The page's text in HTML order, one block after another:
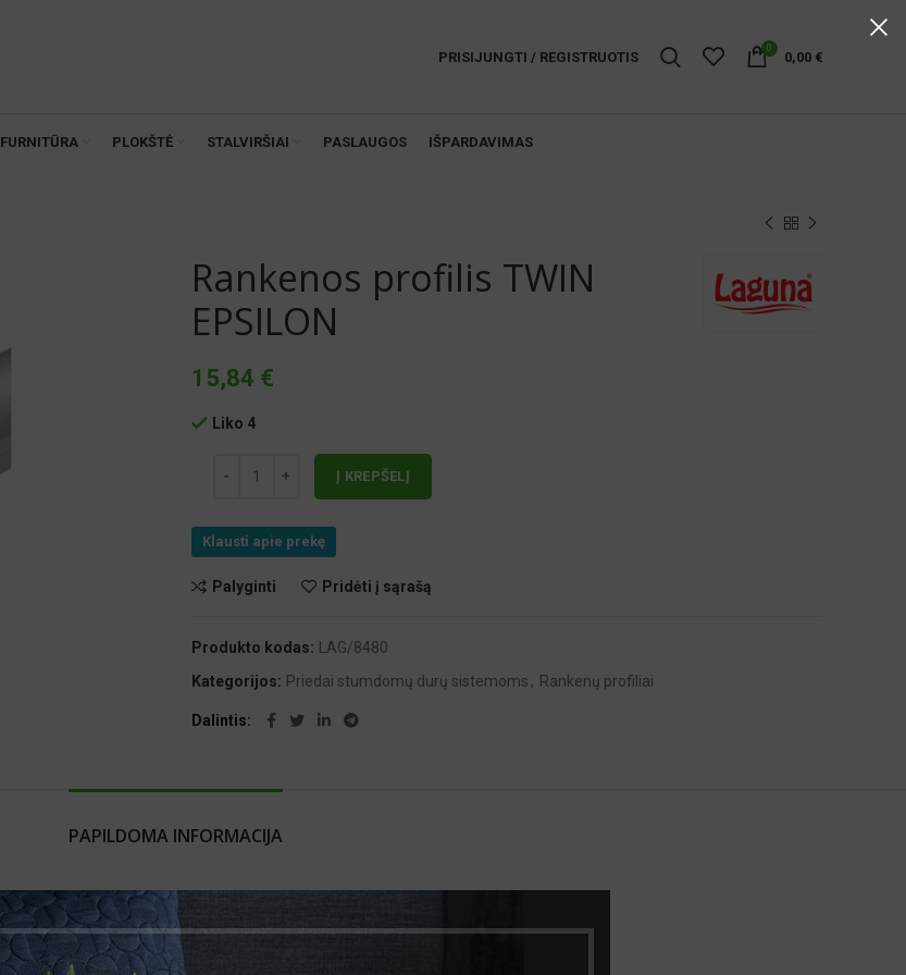
PRISIJUNGTI / REGISTRUOTIS
0
0,00 €
FURNITŪRA PLOKŠTĖ STALVIRŠIAI PASLAUGOS IŠPARDAVIMAS
Rankenos profilis TWIN
EPSILON
15,84 €
Liko 4
Į KREPŠELĮ
Klausti apie prekę
Palyginti Pridėti į sąrašą
Produkto kodas:
LAG/8480
Kategorijos: Priedai stumdomų durų sistemoms , Rankenų profiliai
Dalintis
PAPILDOMA INFORMACIJA